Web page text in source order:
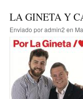
LA GINETA Y
Enviado poradmin2 en